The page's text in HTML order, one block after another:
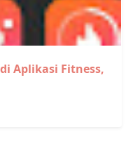
Aplikasi Fitness,